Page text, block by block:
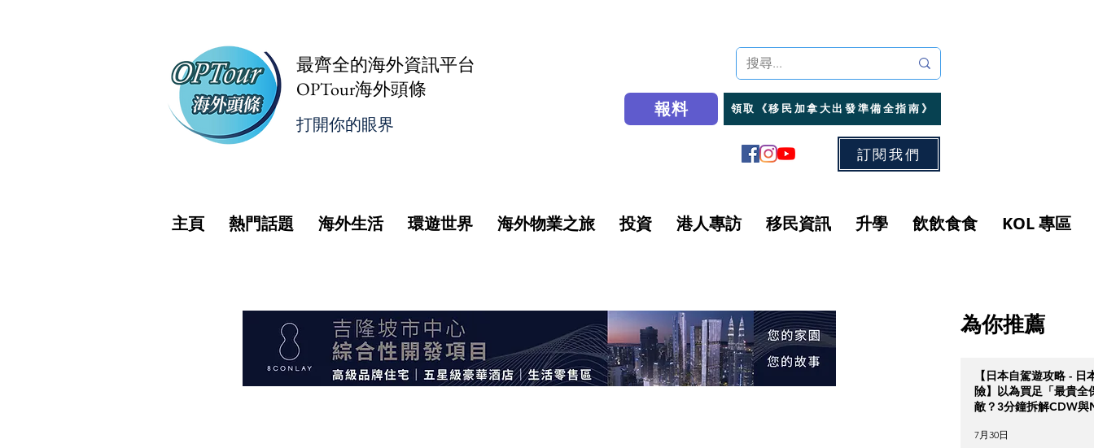
最齊全的海外資訊平台
OPTour海外頭條
打開你的眼界
報料 領取《移民加拿大出發準備全指南》
訂閱我們
主頁 熱門話題 海外生活 環遊世界 海外物業之旅 投資 港人專訪 移民資訊 升學 飲飲食食 KOL 專區
為你推薦
【日本自駕遊攻略 - 日
險】以為買足「最貴全
敵？3分鐘拆解CDW與
7月30日